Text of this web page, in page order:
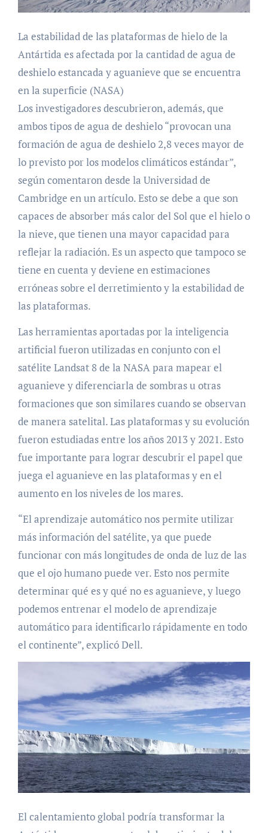
La estabilidad de las plataformas de hielo de la
Antártida es afectada por la cantidad de agua de
deshielo estancada y aguanieve que se encuentra
en la superficie (NASA)
Los investigadores descubrieron, además, que
ambos tipos de agua de deshielo “provocan una
formación de agua de deshielo 2,8 veces mayor de
lo previsto por los modelos climáticos estándar”,
según comentaron desde la Universidad de
Cambridge en un artículo. Esto se debe a que son
capaces de absorber más calor del Sol que el hielo o
la nieve, que tienen una mayor capacidad para
reflejar la radiación. Es un aspecto que tampoco se
tiene en cuenta y deviene en estimaciones
erróneas sobre el derretimiento y la estabilidad de
las plataformas.
Las herramientas aportadas por la inteligencia
artificial fueron utilizadas en conjunto con el
satélite Landsat 8 de la NASA para mapear el
aguanieve y diferenciarla de sombras u otras
formaciones que son similares cuando se observan
de manera satelital. Las plataformas y su evolución
fueron estudiadas entre los años 2013 y 2021. Esto
fue importante para lograr descubrir el papel que
juega el aguanieve en las plataformas y en el
aumento en los niveles de los mares.
“El aprendizaje automático nos permite utilizar
más información del satélite, ya que puede
funcionar con más longitudes de onda de luz de las
que el ojo humano puede ver. Esto nos permite
determinar qué es y qué no es aguanieve, y luego
podemos entrenar el modelo de aprendizaje
automático para identificarlo rápidamente en todo
el continente”, explicó Dell.
El calentamiento global podría transformar la